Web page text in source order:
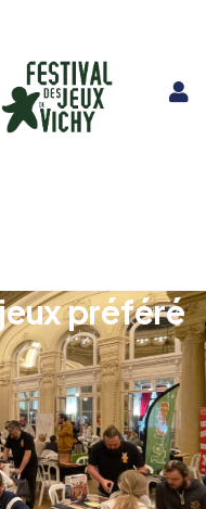
Toggle Menu
préféré